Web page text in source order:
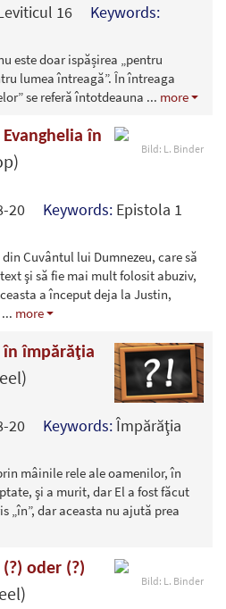
16 Keywords:
este doar ispășirea „pentru
lumea întreagă”. În întreaga
se referă întotdeauna ... more
Bild: L. Binder
în
20 Keywords: Epistola 1
Cuvântul lui Dumnezeu, care să
şi să fie mai mult folosit abuziv,
a început deja la Justin,
... more
în împărăţia
20 Keywords:Împărăţia
mâinile rele ale oamenilor, în
şi a murit, dar El a fost făcut
„în”, dar aceasta nu ajută prea
Bild: L. Binder
oder (?)